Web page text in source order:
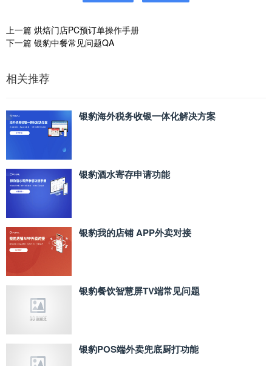
上一篇 烘焙门店PC预订单操作手册
下一篇 银豹中餐常见问题QA
相关推荐
银豹海外税务收银一体化解决方案
银豹酒水寄存申请功能
银豹我的店铺 APP外卖对接
银豹餐饮智慧屏TV端常见问题
银豹POS端外卖兜底厨打功能